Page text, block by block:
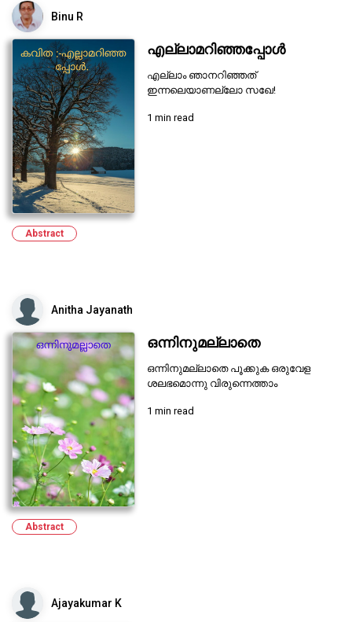
Binu R
എല്ലാമറിഞ്ഞപ്പോൾ
എല്ലാം ഞാനറിഞ്ഞത്
ഇന്നലെയാണല്ലോ സഖേ!
1 min read
Abstract
Anitha Jayanath
ഒന്നിനുമല്ലാതെ
ഒന്നിനുമല്ലാതെ പൂക്കുക ഒരുവേള
ശലഭമൊന്നു വിരുന്നെത്താം
1 min read
Abstract
Ajayakumar K